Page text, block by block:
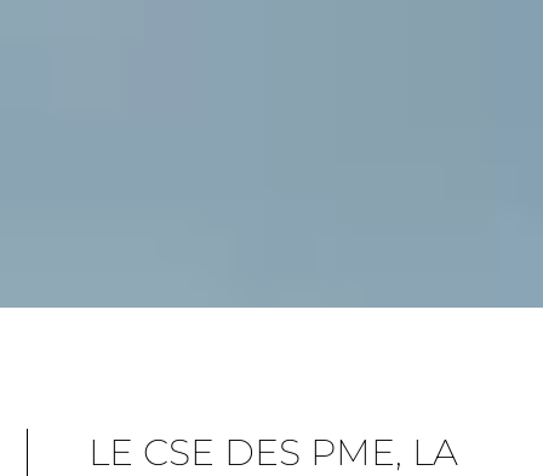
LE CSE DES PME, LA